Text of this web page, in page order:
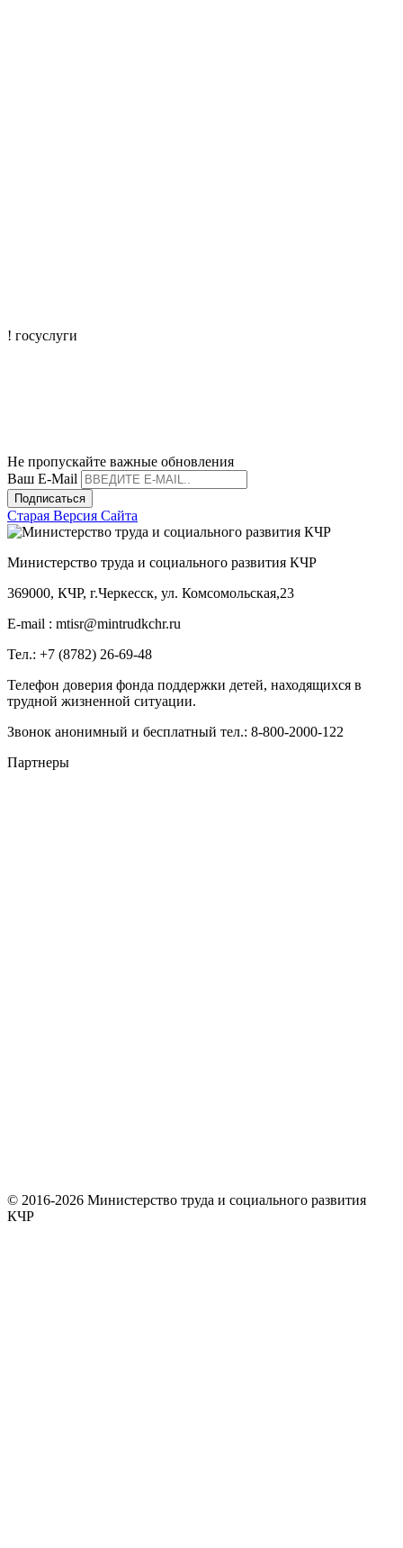
! госуслуги
Не пропускайте важные обновления
Ваш E-Mail
Подписаться
Старая Версия Сайта
Министерство труда и социального развития КЧР
369000, КЧР, г.Черкесск, ул. Комсомольская,23
E-mail : mtisr@mintrudkchr.ru
Тел.: +7 (8782) 26-69-48
Телефон доверия фонда поддержки детей, находящихся в
трудной жизненной ситуации.
Звонок анонимный и бесплатный тел.: 8-800-2000-122
Партнеры
© 2016-2026 Министерство труда и социального развития
КЧР